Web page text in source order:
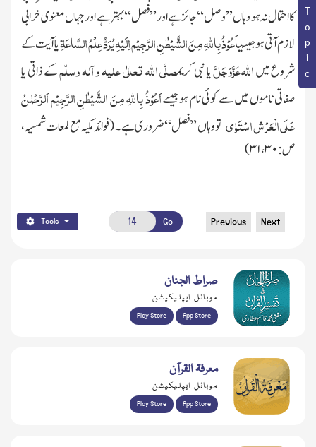
کا احتمال نہ ہو وہاں ’’وصل‘‘ جائز ہے اور’’ فصل‘‘ بہتر ہے اور جہاں معنوی خرابی
لازم آتی ہو جیسیاَعُوْذُ بِاللّٰہِ مِنَ الشَّیْطٰنِ الرَّجِیْم اِلَیْہِ یُرَدُّ عِلْمُ السَّاعَۃِیا آیت کے
شروع میںاللّٰہعَزَّوَجَلَّیا نبی کریمصلَّی اللّٰہ تعالٰی علیہ وآلہ وسلّمکے ذاتی یا
صفاتی ناموں میں سے کوئی نام ہوجیسےاَعُوْذُ بِاللّٰہِ مِنَ الشَّیْطٰنِ الرَّجِیْم اَلرَّحْمٰنُ
عَلَی الْعَرْ ش اسْتَوٰی تووہاں ’’فصل‘‘ ضروری ہے ۔(فوائد مکیہ مع لمعات شمسیہ،
ص :۳۰، ۳۱)
Tools Go Previous Next
صراط الجنان
موبائل ایپلیکیشن
Play Store App Store
معرفۃ القرآن
موبائل ایپلیکیشن
Play Store App Store